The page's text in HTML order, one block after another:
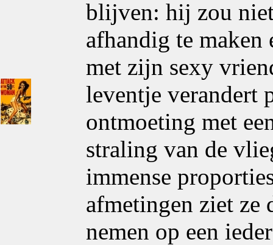
blijven: hij zou
afhandig te
met zijn sexy
leventje verandert
ontmoeting met
straling van de
immense
afmetingen ziet ze
nemen op een